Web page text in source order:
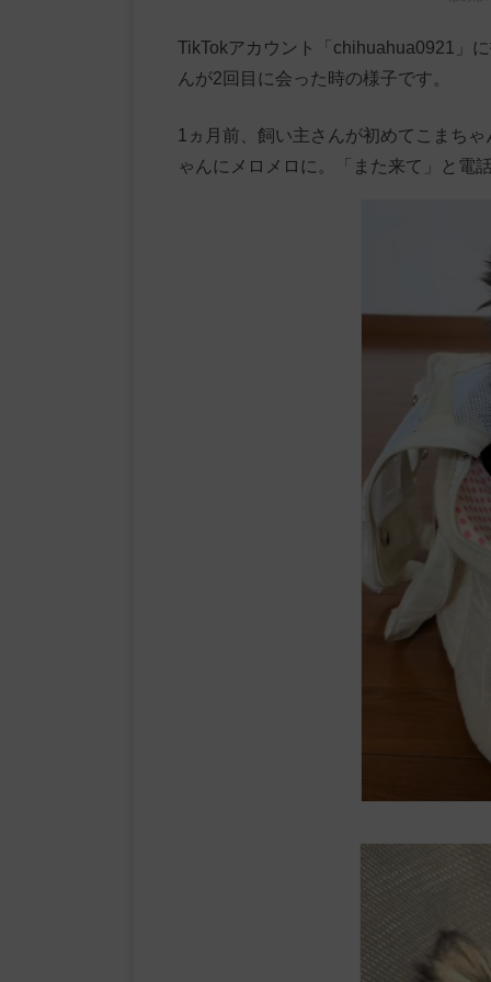
TikTokアカウント「chihuahua0921」
んが2回目に会った時の様子です。
1ヵ月前、飼い主さんが初めてこまち
ゃんにメロメロに。「また来て」と電